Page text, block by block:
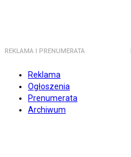
REKLAMA I PRENUMERATA
Reklama
Ogłoszenia
Prenumerata
Archiwum